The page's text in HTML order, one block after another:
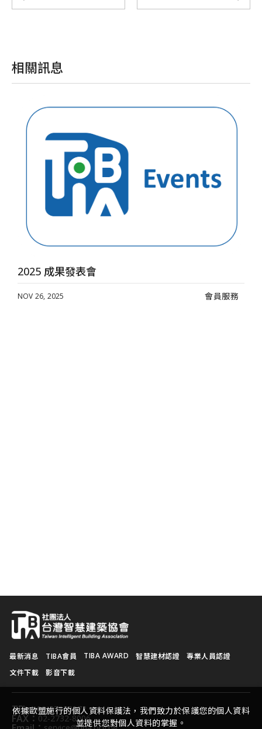
相關訊息
2025 成果發表會
NOV 26, 2025 會員服務
最新消息 TIBA會員 TIBA AWARD 智慧建材認證
專業人員認證
文件下載
影音下載
TEL：02-27528072
FAX：02-2732-8006
依據歐盟施行的個人資料保護法，我們致力於保護您的個人資料
並提供您對個人資料的掌握。